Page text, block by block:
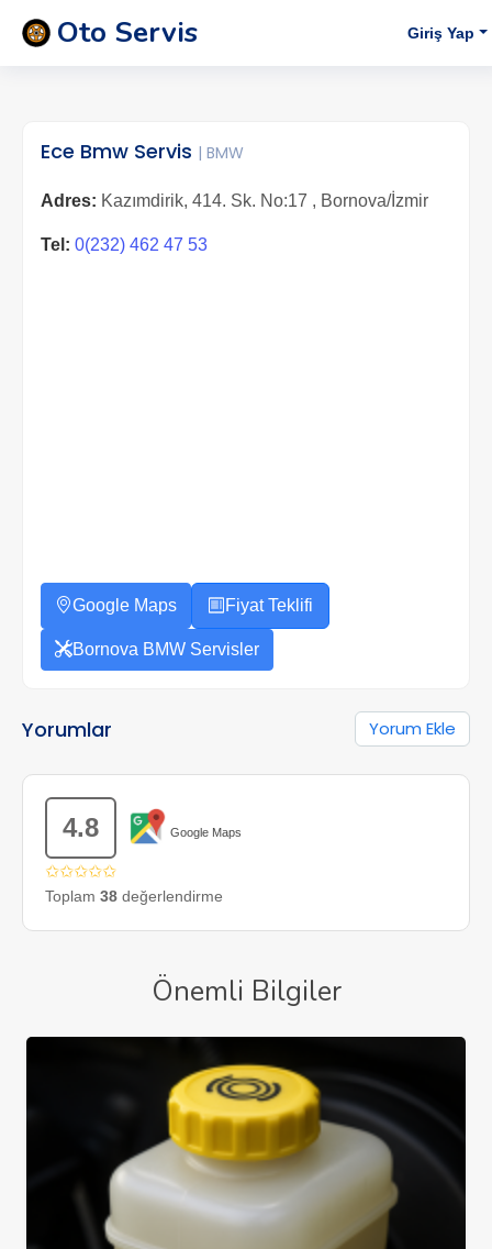
Oto Servis Giriş Yap
Ece Bmw Servis | BMW
Adres: Kazımdirik, 414. Sk. No:17 , Bornova/İzmir
Tel: 0(232) 462 47 53
Google Maps Fiyat Teklifi
Bornova BMW Servisler
Yorumlar Yorum Ekle
4.8 Google Maps
✩✩✩✩✩
Toplam 38 değerlendirme
Önemli Bilgiler